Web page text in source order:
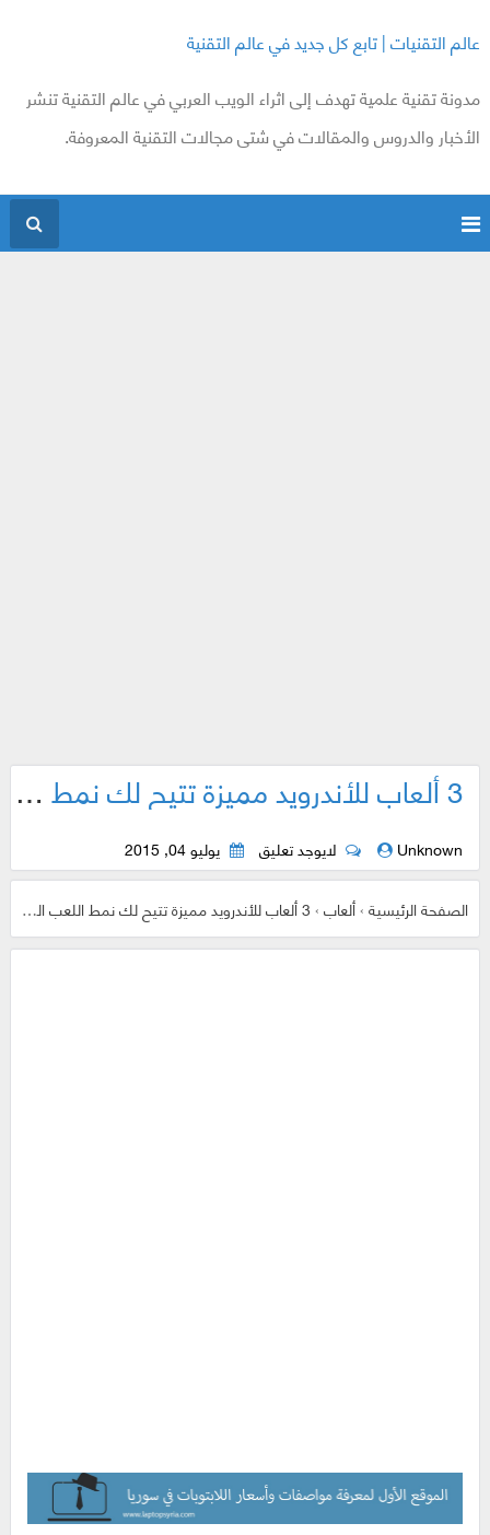
عالم التقنيات | تابع كل جديد في عالم التقنية
مدونة تقنية علمية تهدف إلى اثراء الويب العربي في عالم التقنية تنشر
الأخبار والدروس والمقالات في شتى مجالات التقنية المعروفة.
3 ألعاب للأندرويد مميزة تتيح لك نمط اللعب المتعدد على نفس الهاتف
Unknown لايوجد تعليق يوليو 04, 2015
الصفحة الرئيسية›ألعاب›3 ألعاب للأندرويد مميزة تتيح لك نمط اللعب المتعدد على نفس الهاتف